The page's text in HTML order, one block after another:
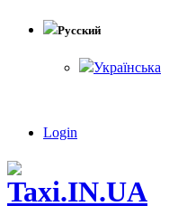
Русский
Українська
Login